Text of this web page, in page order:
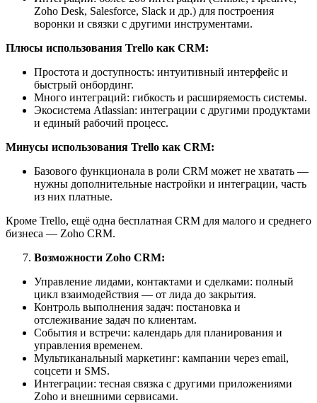
Zoho Desk, Salesforce, Slack и др.) для построения
воронки и связки с другими инструментами.
Плюсы использования Trello как CRM:
Простота и доступность: интуитивный интерфейс и
быстрый онбординг.
Много интеграций: гибкость и расширяемость системы.
Экосистема Atlassian: интеграции с другими продуктами
и единый рабочий процесс.
Минусы использования Trello как CRM:
Базового функционала в роли CRM может не хватать —
нужны дополнительные настройки и интеграции, часть
из них платные.
Кроме Trello, ещё одна бесплатная CRM для малого и среднего
бизнеса — Zoho CRM.
Возможности Zoho CRM:
Управление лидами, контактами и сделками: полный
цикл взаимодействия — от лида до закрытия.
Контроль выполнения задач: постановка и
отслеживание задач по клиентам.
События и встречи: календарь для планирования и
управления временем.
Мультиканальный маркетинг: кампании через email,
соцсети и SMS.
Интеграции: тесная связка с другими приложениями
Zoho и внешними сервисами.